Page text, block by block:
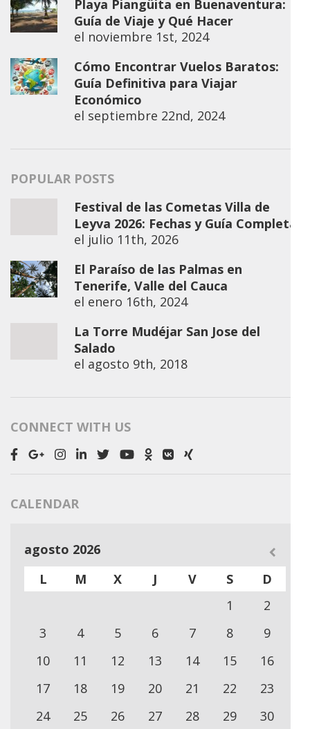
Playa Piangüita en Buenaventura:
Guía de Viaje y Qué Hacer
el noviembre 1st, 2024
Cómo Encontrar Vuelos Baratos:
Guía Definitiva para Viajar
Económico
el septiembre 22nd, 2024
POPULAR POSTS
Festival de las Cometas Villa de
Leyva 2026: Fechas y Guía Completa
el julio 11th, 2026
El Paraíso de las Palmas en
Tenerife, Valle del Cauca
el enero 16th, 2024
La Torre Mudéjar San Jose del
Salado
el agosto 9th, 2018
CONNECT WITH US
CALENDAR
agosto 2026
L
M X J V S
D
1
2
3
4 5 6 7 8
9
10
11 12 13 14 15
16
17
18 19 20 21 22
23
24
25 26 27 28 29
30